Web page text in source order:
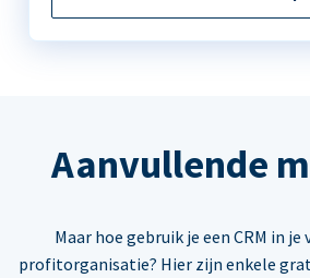
Aanvullende
Maar hoe gebruik je een CRM in
profitorganisatie? Hier zijn enkele